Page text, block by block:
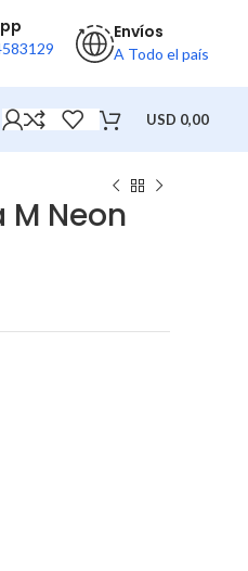
Envíos
A Todo el país
USD 0,00
M Neon